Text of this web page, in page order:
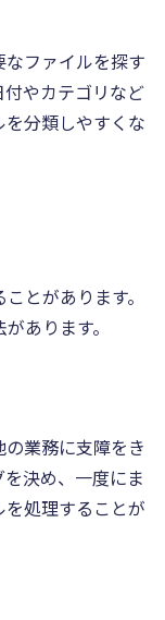
ファイルを探す
やカテゴリなど
分類しやすくな
とがあります。
あります。
業務に支障をき
決め、一度にま
処理することが